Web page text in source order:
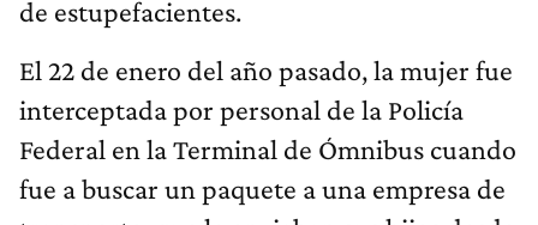
de estupefacientes.
El 22 de enero del año pasado, la mujer fue
interceptada por personal de la Policía
Federal en la Terminal de Ómnibus cuando
fue a buscar un paquete a una empresa de